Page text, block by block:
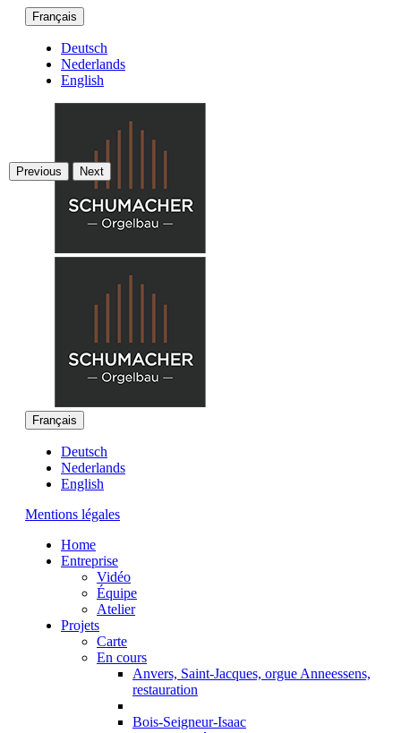
Français
Deutsch
Nederlands
English
Français
Deutsch
Nederlands
English
Mentions légales
Home
Entreprise
Vidéo
Équipe
Atelier
Projets
Carte
En cours
Anvers, Saint-Jacques, orgue Anneessens,
restauration
Bois-Seigneur-Isaac
Previous Next